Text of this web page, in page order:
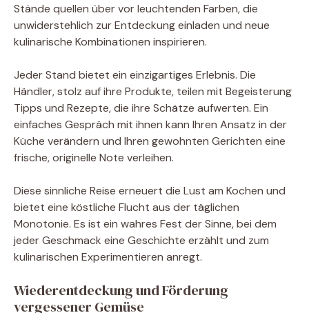
Stände quellen über vor leuchtenden Farben, die
unwiderstehlich zur Entdeckung einladen und neue
kulinarische Kombinationen inspirieren.
Jeder Stand bietet ein einzigartiges Erlebnis. Die
Händler, stolz auf ihre Produkte, teilen mit Begeisterung
Tipps und Rezepte, die ihre Schätze aufwerten. Ein
einfaches Gespräch mit ihnen kann Ihren Ansatz in der
Küche verändern und Ihren gewohnten Gerichten eine
frische, originelle Note verleihen.
Diese sinnliche Reise erneuert die Lust am Kochen und
bietet eine köstliche Flucht aus der täglichen
Monotonie. Es ist ein wahres Fest der Sinne, bei dem
jeder Geschmack eine Geschichte erzählt und zum
kulinarischen Experimentieren anregt.
Wiederentdeckung und Förderung
vergessener Gemüse